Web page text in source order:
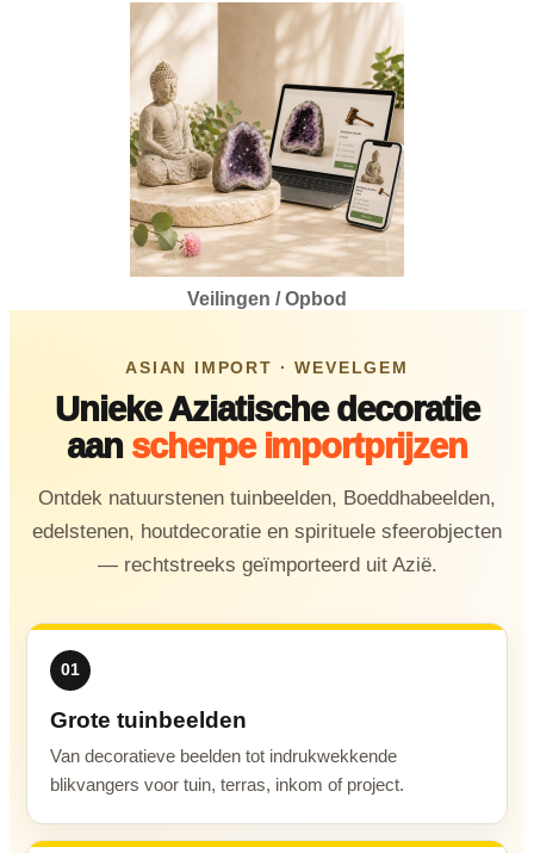
Veilingen / Opbod
ASIAN IMPORT · WEVELGEM
Unieke Aziatische decoratie
aan scherpe importprijzen
Ontdek natuurstenen tuinbeelden, Boeddhabeelden,
edelstenen, houtdecoratie en spirituele sfeerobjecten
— rechtstreeks geïmporteerd uit Azië.
01
Grote tuinbeelden
Van decoratieve beelden tot indrukwekkende
blikvangers voor tuin, terras, inkom of project.